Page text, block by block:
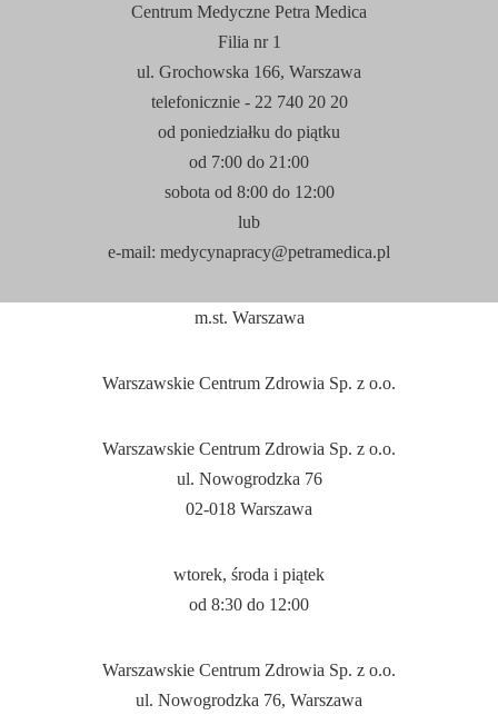
Centrum Medyczne Petra Medica
Filia nr 1
ul. Grochowska 166, Warszawa
telefonicznie - 22 740 20 20
od poniedziałku do piątku
od 7:00 do 21:00
sobota od 8:00do 12:00
lub
e-mail: medycynapracy@petramedica.pl
m.st. Warszawa
Warszawskie Centrum Zdrowia Sp. z o.o.
Warszawskie Centrum Zdrowia Sp. z o.o.
ul. Nowogrodzka 76
02-018 Warszawa
wtorek, środa i piątek
od 8:30 do 12:00
Warszawskie Centrum Zdrowia Sp. z o.o.
ul. Nowogrodzka 76, Warszawa